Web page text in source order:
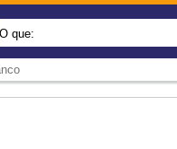
O que: